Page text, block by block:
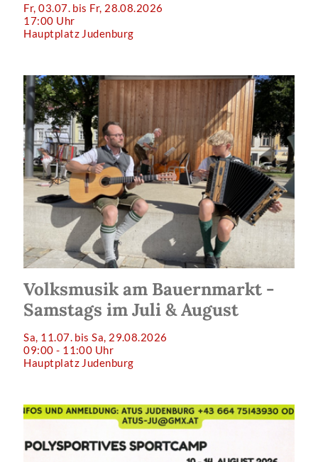
Fr, 03.07. bis Fr, 28.08.2026
17:00 Uhr
Hauptplatz Judenburg
Volksmusik am Bauernmarkt -
Samstags im Juli & August
Sa, 11.07. bis Sa, 29.08.2026
09:00 - 11:00 Uhr
Hauptplatz Judenburg